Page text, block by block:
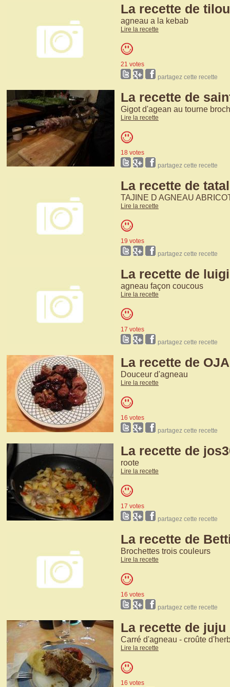
La recette de
agneau a la kebab
Lire la recette
21 votes
partagez cette recette
La recette de
Gigot d'agean au tourne
Lire la recette
18 votes
partagez cette recette
La recette de
TAJINE D AGNEAU
Lire la recette
19 votes
partagez cette recette
La recette de
agneau façon coucous
Lire la recette
17 votes
partagez cette recette
La recette de
Douceur d'agneau
Lire la recette
16 votes
partagez cette recette
La recette de
roote
Lire la recette
17 votes
partagez cette recette
La recette de
Brochettes trois couleurs
Lire la recette
16 votes
partagez cette recette
La recette de juju
Carré d'agneau - croûte
Lire la recette
16 votes